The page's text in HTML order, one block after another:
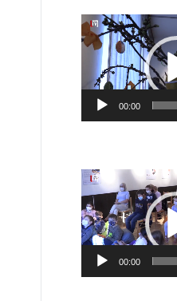
Video
prehrávač
00:00
Video
prehrávač
00:00